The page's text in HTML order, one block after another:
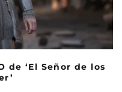
de ‘El Señor de los